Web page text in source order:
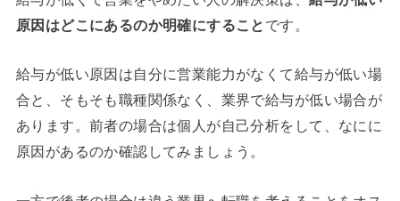
原因はどこにあるのか明確にすること です。
給与が低い原因は自分に営業能力がなくて給与が低い場
合と、そもそも職種関係なく、業界で給与が低い場合が
あります。前者の場合は個人が自己分析をして、なにに
原因があるのか確認してみましょう。